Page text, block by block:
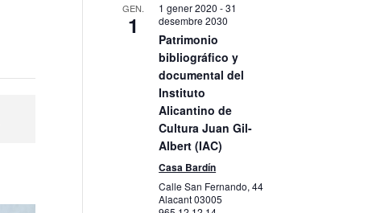
GEN.
1
1 gener 2020 -31
desembre 2030
Patrimonio
bibliográfico y
documental del
Instituto
Alicantino de
Cultura Juan Gil-
Albert (IAC)
Casa Bardín
Calle San Fernando, 44
Alacant03005